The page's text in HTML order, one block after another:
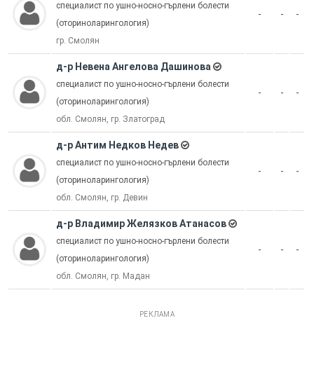
специалист по ушно-носно-гърлени болести
(оториноларингология)
гр. Смолян
- - -
д-р Невена Ангелова Дашинова
специалист по ушно-носно-гърлени болести
(оториноларингология)
обл. Смолян, гр. Златоград
- - -
д-р Антим Недков Недев
специалист по ушно-носно-гърлени болести
(оториноларингология)
обл. Смолян, гр. Девин
- - -
д-р Владимир Желязков Атанасов
специалист по ушно-носно-гърлени болести
(оториноларингология)
обл. Смолян, гр. Мадан
- - -
РЕКЛАМА